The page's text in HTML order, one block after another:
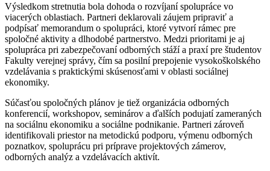
Výsledkom stretnutia bola dohoda o rozvíjaní spolupráce vo
viacerých oblastiach. Partneri deklarovali záujem pripraviť a
podpísať memorandum o spolupráci, ktoré vytvorí rámec pre
spoločné aktivity a dlhodobé partnerstvo. Medzi prioritami je aj
spolupráca pri zabezpečovaní odborných stáží a praxí pre študentov
Fakulty verejnej správy, čím sa posilní prepojenie vysokoškolského
vzdelávania s praktickými skúsenosťami v oblasti sociálnej
ekonomiky.
Súčasťou spoločných plánov je tiež organizácia odborných
konferencií, workshopov, seminárov a ďalších podujatí zameraných
na sociálnu ekonomiku a sociálne podnikanie. Partneri zároveň
identifikovali priestor na metodickú podporu, výmenu odborných
poznatkov, spoluprácu pri príprave projektových zámerov,
odborných analýz a vzdelávacích aktivít.